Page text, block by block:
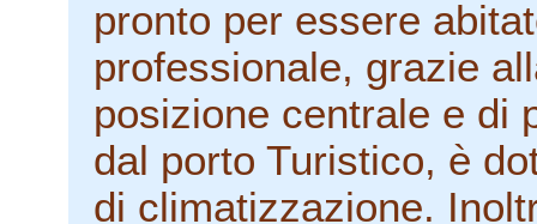
pronto per essere
professionale, grazie
posizione centrale e di
dal porto Turistico, è
di climatizzazione.